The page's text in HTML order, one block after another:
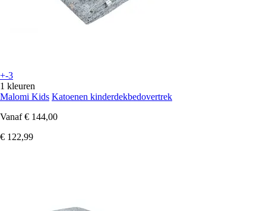
+-3
1 kleuren
Malomi Kids Katoenen kinderdekbedovertrek
Vanaf € 144,00
€ 122,99